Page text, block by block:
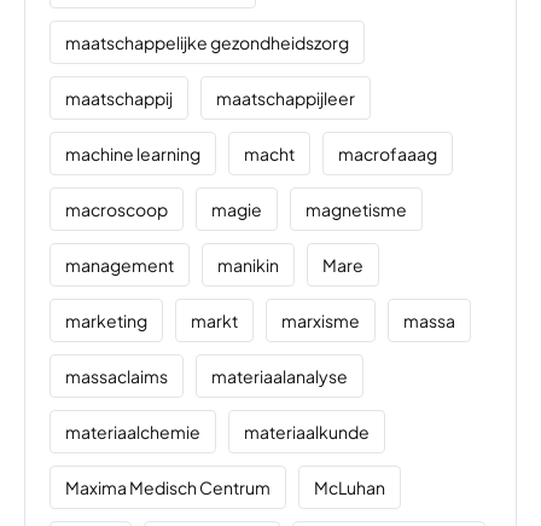
maatschappelijke gezondheidszorg
maatschappij maatschappijleer
machine learning macht macrofaaag
macroscoop magie magnetisme
management manikin Mare
marketing markt marxisme massa
massaclaims materiaalanalyse
materiaalchemie materiaalkunde
Maxima Medisch Centrum McLuhan